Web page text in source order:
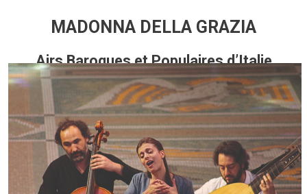
MADONNA DELLA GRAZIA
Airs Baroques et Populaires d’Italie
Ensemble Il Caravaggio
Temple de Carouge
Dimanche 16 mai 16h30